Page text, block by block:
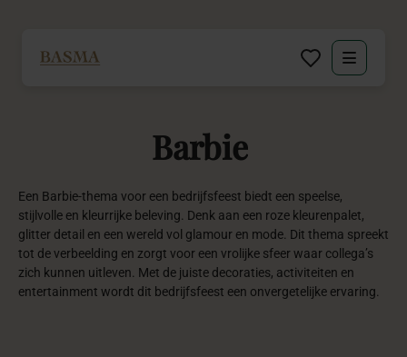
Decoratie huren
Inspiratie
Over BASMA
Barbie
Een Barbie-thema voor een bedrijfsfeest biedt een speelse,
stijlvolle en kleurrijke beleving. Denk aan een roze kleurenpalet,
glitter detail en een wereld vol glamour en mode. Dit thema spreekt
tot de verbeelding en zorgt voor een vrolijke sfeer waar collega’s
zich kunnen uitleven. Met de juiste decoraties, activiteiten en
entertainment wordt dit bedrijfsfeest een onvergetelijke ervaring.